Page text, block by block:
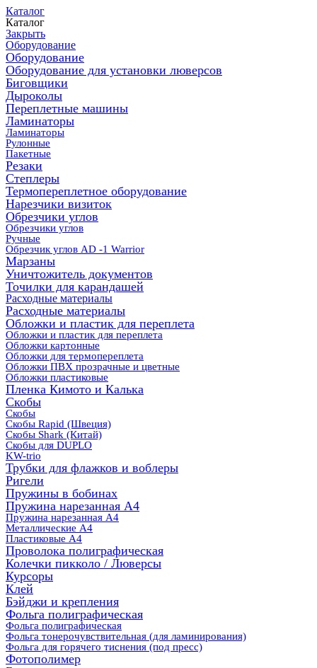
Каталог
Каталог
Закрыть
Оборудование
Оборудование
Оборудование для установки люверсов
Биговщики
Дыроколы
Переплетные машины
Ламинаторы
Ламинаторы
Рулонные
Пакетные
Резаки
Степлеры
Термопереплетное оборудование
Нарезчики визиток
Обрезчики углов
Обрезчики углов
Ручные
Обрезчик углов AD -1 Warrior
Марзаны
Уничтожитель документов
Точилки для карандашей
Расходные материалы
Расходные материалы
Обложки и пластик для переплета
Обложки и пластик для переплета
Обложки картонные
Обложки для термопереплета
Обложки ПВХ прозрачные и цветные
Обложки пластиковые
Пленка Кимото и Калька
Скобы
Скобы
Скобы Rapid (Швеция)
Скобы Shark (Китай)
Скобы для DUPLO
KW-trio
Трубки для флажков и воблеры
Ригели
Пружины в бобинах
Пружина нарезанная А4
Пружина нарезанная А4
Металлические А4
Пластиковые А4
Проволока полиграфическая
Колечки пикколо / Люверсы
Курсоры
Клей
Бэйджи и крепления
Фольга полиграфическая
Фольга полиграфическая
Фольга тонерочувствительная (для ламинирования)
Фольга для горячего тиснения (под пресс)
Фотополимер